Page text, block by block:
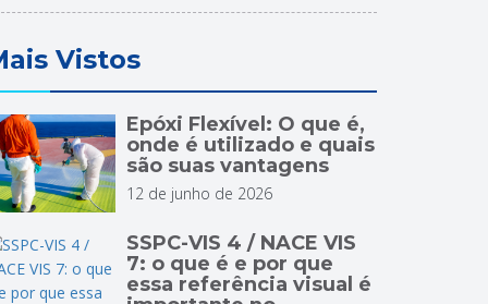
Vistos
Epóxi Flexível: O que é,
onde é utilizado e quais
são suas vantagens
12 de junho de 2026
SSPC-VIS 4 / NACE VIS
7: o que é e por que
essa referência visual é